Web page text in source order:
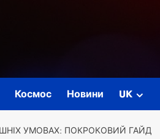
Космос Новини UK
УМОВАХ: ПОКРОКОВИЙ ГАЙД